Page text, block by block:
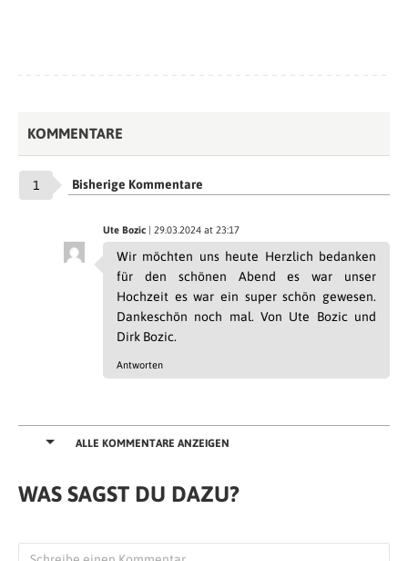
KOMMENTARE
1 Bisherige Kommentare
Ute Bozic | 29.03.2024 at 23:17
Wir möchten uns heute Herzlich bedanken
für den schönen Abend es war unser
Hochzeit es war ein super schön gewesen.
Dankeschön noch mal. Von Ute Bozic und
Dirk Bozic.
Antworten
ALLE KOMMENTARE ANZEIGEN
WAS SAGST DU DAZU?